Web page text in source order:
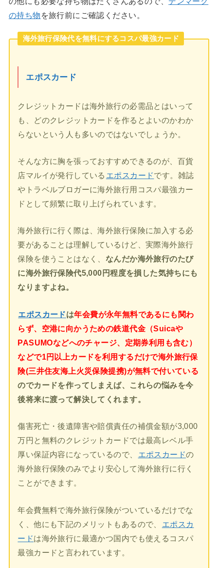
の持ち物 を旅行前にご確認ください。
海外旅行保険代を無料にするコスパ最強カード
エポスカード
クレジットカードは海外旅行の必需品とはいって
も、どのクレジットカードを作るとよいのかわか
らないという人も多いのではないでしょうか。
そんな方に胸を張っておすすめできるのが、百貨
店マルイが発行している エポスカードです。雑誌
やトラベルブロガーに海外旅行用コスパ最強カー
ドとして頻繁に取り上げられています。
海外旅行に行く際は、海外旅行保険に加入する必
要があることは理解しているけど、実際海外旅行
保険を使うことはなく、 なんだか海外旅行のたび
に海外旅行保険代5,000円程度を損した気持ちにも
なりますよね。
エポスカードは年会費が永年無料であるにも関わ
らず、空港に向かうための鉄道代金（Suicaや
PASUMOなどへのチャージ、定期券利用も含む）
などで1円以上カードを利用するだけで海外旅行保
険(三井住友海上火災保険提携)が無料で付いている
のでカードを作ってしまえば、これらの悩みを今
後将来に渡って解決してくれます。
傷害死亡・後遺障害や賠償責任の補償金額が3,000
万円と無料のクレジットカードでは最高レベル手
厚い保証内容になっているので、
エポスカードの
海外旅行保険のみでより安心して海外旅行に行く
ことができます。
年会費無料で海外旅行保険がついているだけでな
く、他にも下記のメリットもあるので、
エポスカ
ードは海外旅行に最適かつ国内でも使えるコスパ
最強カードと言われています。